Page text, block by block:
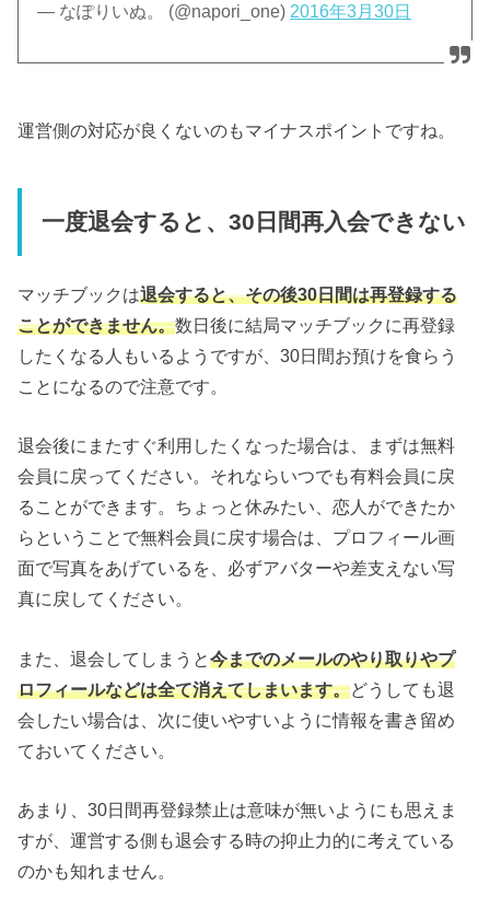
— なぽりいぬ。 (@napori_one) 2016年3月30日
運営側の対応が良くないのもマイナスポイントですね。
一度退会すると、30日間再入会できない
マッチブックは退会すると、その後30日間は再登録する
ことができません。数日後に結局マッチブックに再登録
したくなる人もいるようですが、30日間お預けを食らう
ことになるので注意です。
退会後にまたすぐ利用したくなった場合は、まずは無料
会員に戻ってください。それならいつでも有料会員に戻
ることができます。ちょっと休みたい、恋人ができたか
らということで無料会員に戻す場合は、プロフィール画
面で写真をあげているを、必ずアバターや差支えない写
真に戻してください。
また、退会してしまうと今までのメールのやり取りやプ
ロフィールなどは全て消えてしまいます。どうしても退
会したい場合は、次に使いやすいように情報を書き留め
ておいてください。
あまり、30日間再登録禁止は意味が無いようにも思えま
すが、運営する側も退会する時の抑止力的に考えている
のかも知れません。